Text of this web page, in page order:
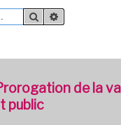
Rechercher
de la
public